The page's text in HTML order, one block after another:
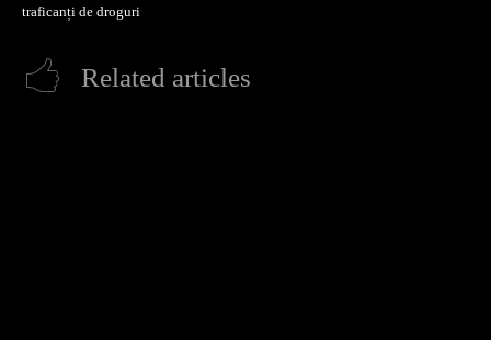
traficanți de droguri
Related articles